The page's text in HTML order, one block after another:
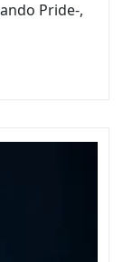
Pride-,